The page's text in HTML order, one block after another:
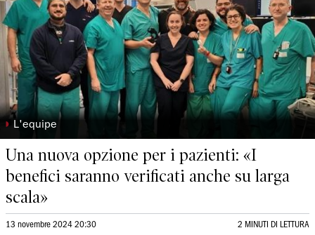
◗ L'equipe
Una nuova opzione per i pazienti: «I
benefici saranno verificati anche su larga
scala»
13 novembre 2024 20:30 2 MINUTI DI LETTURA